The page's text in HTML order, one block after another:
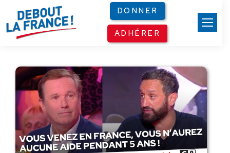
DONNER
ADHÉRER
Panneau de gestion des cookies